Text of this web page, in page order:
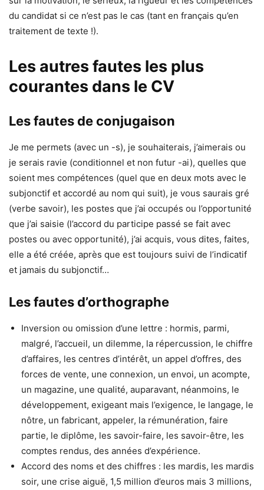
du candidat si ce n’est pas le cas (tant en français qu’en
traitement de texte !).
Les autres fautes les plus
courantes dans le CV
Les fautes de conjugaison
Je me permets (avec un -s), je souhaiterais, j’aimerais ou
je serais ravie (conditionnel et non futur -ai), quelles que
soient mes compétences (quel que en deux mots avec le
subjonctif et accordé au nom qui suit), je vous saurais gré
(verbe savoir), les postes que j’ai occupés ou l’opportunité
que j’ai saisie (l’accord du participe passé se fait avec
postes ou avec opportunité), j’ai acquis, vous dites, faites,
elle a été créée, après que est toujours suivi de l’indicatif
et jamais du subjonctif…
Les fautes d’orthographe
Inversion ou omission d’une lettre : hormis, parmi,
malgré, l’accueil, un dilemme, la répercussion, le chiffre
d’affaires, les centres d’intérêt, un appel d’offres, des
forces de vente, une connexion, un envoi, un acompte,
un magazine, une qualité, auparavant, néanmoins, le
développement, exigeant mais l’exigence, le langage, le
nôtre, un fabricant, appeler, la rémunération, faire
partie, le diplôme, les savoir-faire, les savoir-être, les
comptes rendus, des années d’expérience.
Accord des noms et des chiffres : les mardis, les mardis
soir, une crise aiguë, 1,5 million d’euros mais 3 millions,